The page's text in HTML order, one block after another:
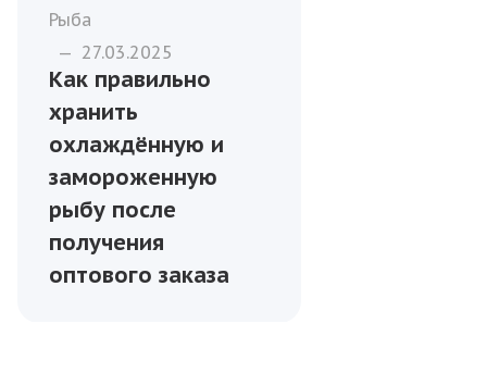
Рыба
— 27.03.2025
Как правильно
хранить
охлаждённую и
замороженную
рыбу после
получения
оптового заказа